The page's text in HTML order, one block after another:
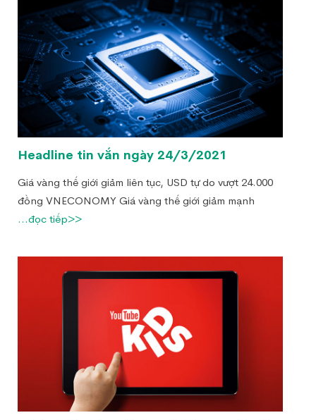
Headline tin vắn ngày 24/3/2021
Giá vàng thế giới giảm liên tục, USD tự do vượt 24.000
đồng VNECONOMY Giá vàng thế giới giảm mạnh
...đọc tiếp>>